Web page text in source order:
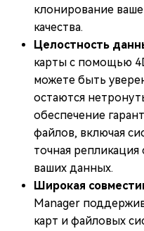
клонирование
качества.
Целостность
карты с помощью
можете быть
остаются
обеспечение
файлов, включая
точная
ваших данных.
Широкая
Manager
карт и файловых